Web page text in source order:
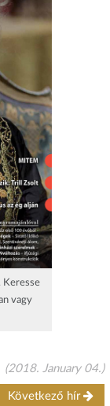
Keresse
vagy
(2018. January 04.)
Következő hír